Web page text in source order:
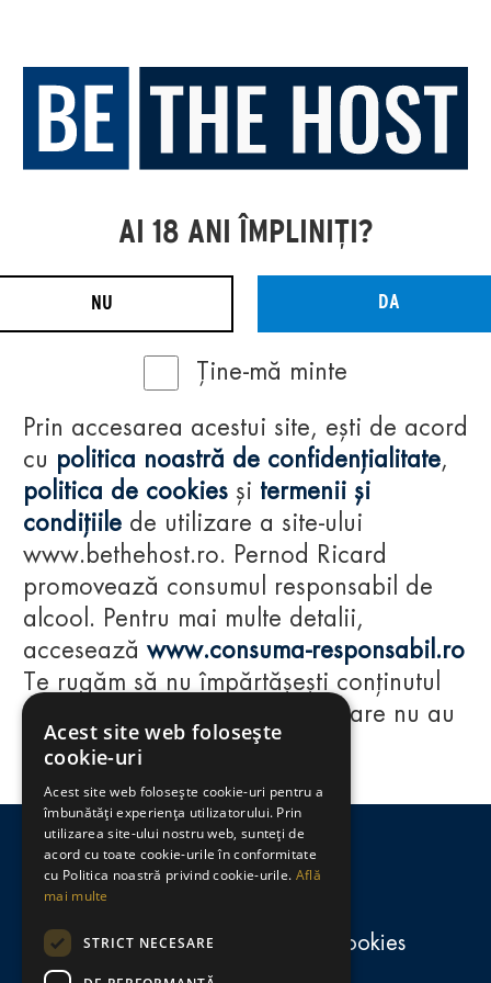
Regulamente
consumă-responsabil.ro
Politica de confidențialitate și cookies
AI 18 ANI ÎMPLINIȚI?
NU DA
Ține-mă minte
Prin accesarea acestui site, ești de acord
cu politica noastră de confidențialitate,
politica de cookies și termenii și
condițiile de utilizare a site-ului
www.bethehost.ro. Pernod Ricard
promovează consumul responsabil de
alcool. Pentru mai multe detalii,
accesează www.consuma-responsabil.ro
Te rugăm să nu împărtășești conținutul
acestui website cu persoane care nu au
împlinit vârsta de 18 ani.
Acest site web folosește
cookie-uri
Acest site web folosește cookie-uri pentru a
îmbunătăți experiența utilizatorului. Prin
utilizarea site-ului nostru web, sunteți de
acord cu toate cookie-urile în conformitate
cu Politica noastră privind cookie-urile. Află
mai multe
STRICT NECESARE